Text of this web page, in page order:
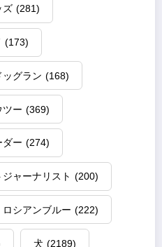
ズ (281)
(173)
ッグラン (168)
ツー (369)
ダー (274)
ャーナリスト (200)
ロシアンブルー (222)
犬 (2189)